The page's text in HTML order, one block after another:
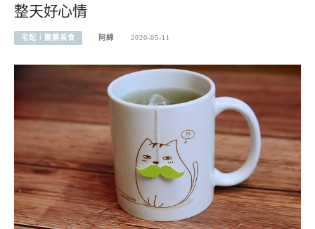
整天好心情
宅配︱團購美食 阿綿 2020-05-11